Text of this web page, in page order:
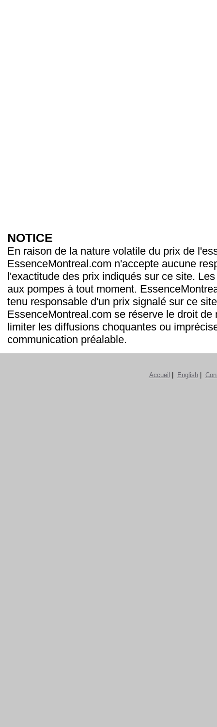
NOTICE
En raison de la nature volatile du prix de
EssenceMontreal.com n'accepte aucune
l'exactitude des prix indiqués sur ce site.
aux pompes à tout moment.
tenu responsable d'un prix signalé sur ce
EssenceMontreal.com se réserve le droit de
limiter les diffusions choquantes ou
communication préalable.
Accueil English|